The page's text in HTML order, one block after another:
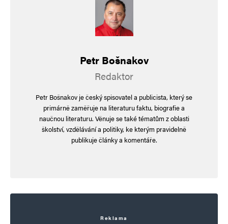
Vaše e-mailová adresa nebude zveřejněna.Vyžadované informace jsou
E-mail
Petr Bošnakov
Redaktor
Petr Bošnakov je český spisovatel a publicista, který se
primárně zaměřuje na literaturu faktu, biografie a
naučnou literaturu. Věnuje se také tématům z oblasti
školství, vzdělávání a politiky, ke kterým pravidelně
publikuje články a komentáře.
Reklama